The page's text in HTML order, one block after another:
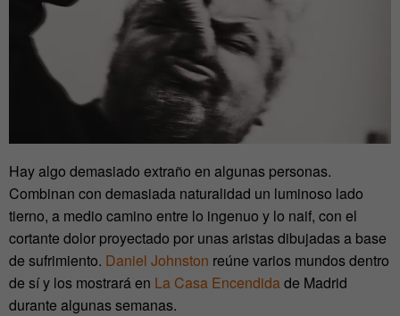
Hay algo demasiado extraño en algunas personas.
Combinan con demasiada naturalidad un luminoso lado
tierno, a medio camino entre lo ingenuo y lo naif, con el
cortante dolor proyectado por unas aristas dibujadas a base
de sufrimiento. Daniel Johnston reúne varios mundos dentro
de sí y los mostrará en La Casa Encendidade Madrid
durante algunas semanas.